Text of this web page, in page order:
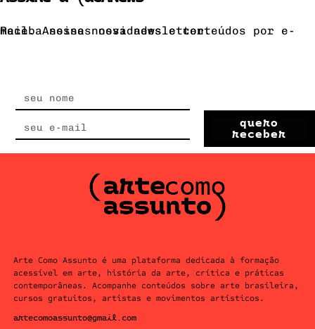
Receba nossas novidades e conteúdos por e-mail. Assine nossa newsletter.
quero
receber
Arte Como Assunto é uma plataforma dedicada à formação
acessível em arte, história da arte, crítica e práticas
contemporâneas. Acompanhe conteúdos sobre arte brasileira,
cursos gratuitos, artistas e movimentos artísticos.
artecomoassunto@gmail.com